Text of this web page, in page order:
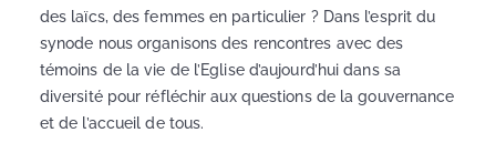
des laïcs, des femmes en particulier ? Dans l’esprit du
synode nous organisons des rencontres avec des
témoins de la vie de l’Eglise d’aujourd’hui dans sa
diversité pour réfléchir aux questions de la gouvernance
et de l’accueil de tous.